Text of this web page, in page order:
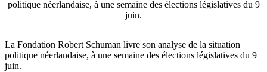
politique néerlandaise, à une semaine des élections législatives du 9
juin.
La Fondation Robert Schuman livre son analyse de la situation
politique néerlandaise, à une semaine des élections législatives du 9
juin.